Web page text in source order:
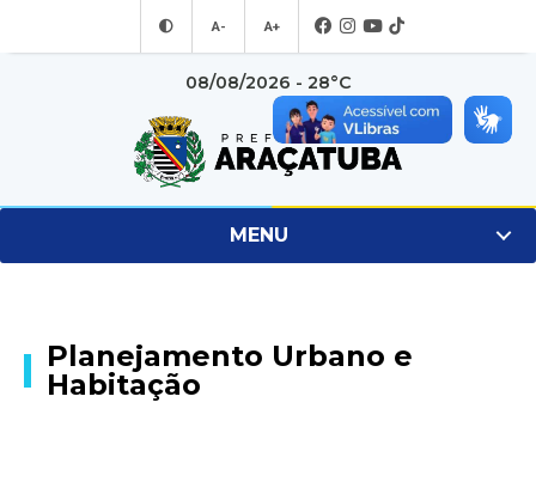
A- A+
08/08/2026 - 28°C
MENU
Planejamento Urbano e
Habitação